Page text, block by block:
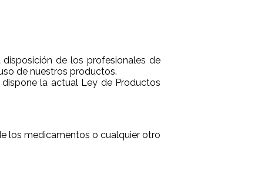
de los profesionales de
de nuestros productos.
la actual Ley de Productos
los medicamentos o cualquier otro